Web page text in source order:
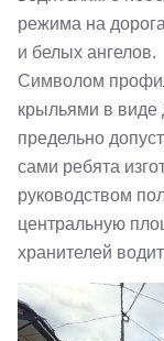
режима на
и белых ангелов.
Символом
крыльями в виде
предельно
сами ребята
руководством
центральную
хранителей